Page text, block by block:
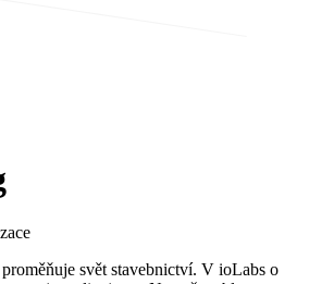
svět stavebnictví. V ioLabs o